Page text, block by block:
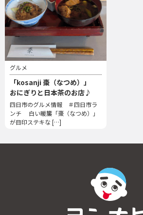
グルメ
「kosanji 棗（なつめ）」
おにぎりと日本茶のお店♪
四日市のグルメ情報 ＃四日市ラ
ンチ 白い暖簾「棗（なつめ）」
が目印ステキな […]